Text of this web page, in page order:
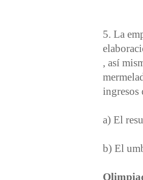
5. La
, así
ingresos
a) El
b) El